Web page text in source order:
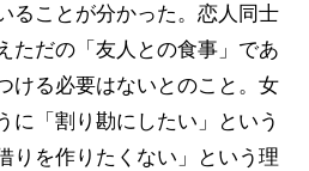
ることが分かった。恋人同士
ただの「友人との食事」であ
ける必要はないとのこと。女
に「割り勘にしたい」という
りを作りたくない」という理